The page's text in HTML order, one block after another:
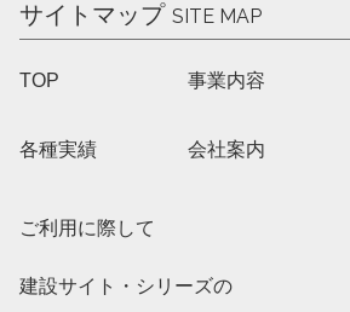
サイトマップ SITE MAP
TOP 事業内容
各種実績 会社案内
ご利用に際して
建設サイト・シリーズの